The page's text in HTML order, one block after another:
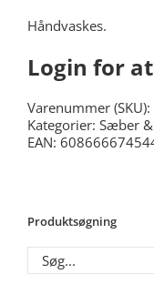
Håndvaskes.
Login for
Varenummer (SKU):
Kategorier: Sæber
EAN:
Produktsøgning